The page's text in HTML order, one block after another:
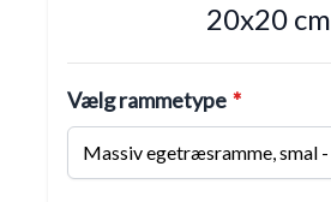
20x20 cm
Vælg rammetype